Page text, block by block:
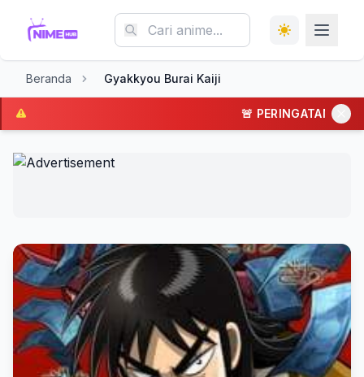
Beranda Gyakkyou Burai Kaiji
🚨 PERINGATAN: